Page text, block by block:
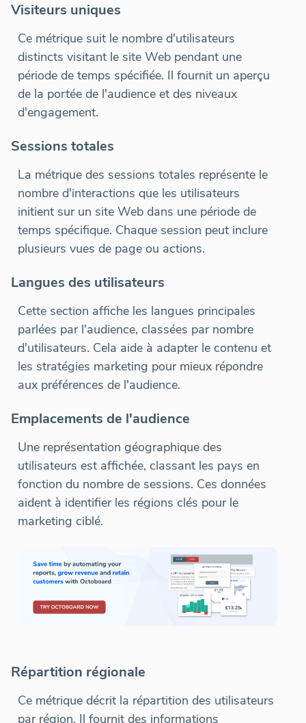
Visiteurs uniques
Ce métrique suit le nombre d'utilisateurs
distincts visitant le site Web pendant une
période de temps spécifiée. Il fournit un aperçu
de la portée de l'audience et des niveaux
d'engagement.
Sessions totales
La métrique des sessions totales représente le
nombre d'interactions que les utilisateurs
initient sur un site Web dans une période de
temps spécifique. Chaque session peut inclure
plusieurs vues de page ou actions.
Langues des utilisateurs
Cette section affiche les langues principales
parlées par l'audience, classées par nombre
d'utilisateurs. Cela aide à adapter le contenu et
les stratégies marketing pour mieux répondre
aux préférences de l'audience.
Emplacements de l'audience
Une représentation géographique des
utilisateurs est affichée, classant les pays en
fonction du nombre de sessions. Ces données
aident à identifier les régions clés pour le
marketing ciblé.
Répartition régionale
Ce métrique décrit la répartition des utilisateurs
par région. Il fournit des informations